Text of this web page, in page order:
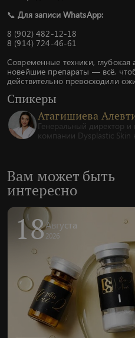
📞Для записи WhatsApp:
8 (902) 482-12-18
8 (914) 724-46-61
Современные техники, глубокая
новейшие препараты — всё,
действительно превосходили
Спикеры
Атагишиева
Генеральный директор
компании Dysplastic Skin
Вам может быть
интересно
18Августа
2026